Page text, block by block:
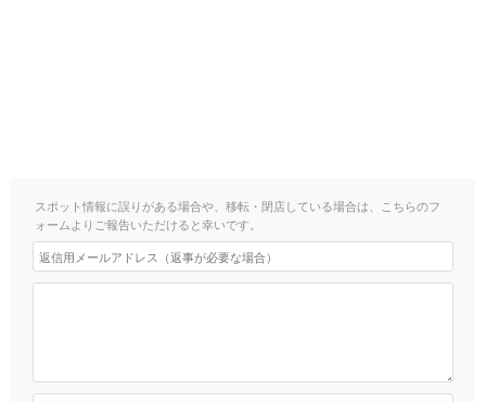
スポット情報に誤りがある場合や、移転・閉店している場合は、こちらのフ
ォームよりご報告いただけると幸いです。